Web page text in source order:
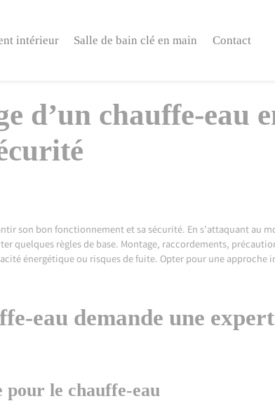
intérieur Salle de bain clé en main Contact
d’un chauffe-eau
son bon fonctionnement et sa sécurité. En s’attaquant au
quelques règles de base. Montage, raccordements,
énergétique ou risques de fuite. Opter pour une approche
eau demande une
pour le chauffe-eau